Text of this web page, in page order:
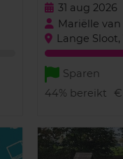
31 aug 2026
Mariëlle
Lange
Sparen
44% bereikt €